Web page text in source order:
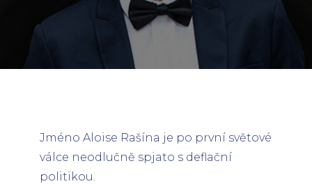
Jméno Aloise Rašína je po první světové
válce neodlučně spjato s deflační
politikou.